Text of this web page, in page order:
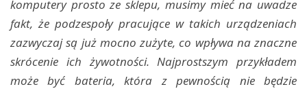
komputery prosto ze sklepu, musimy mieć na uwadze
fakt, że podzespoły pracujące w takich urządzeniach
zazwyczaj są już mocno zużyte, co wpływa na znaczne
skrócenie ich żywotności. Najprostszym przykładem
może być bateria, która z pewnością nie będzie